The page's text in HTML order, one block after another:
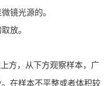
镜光源的。
放。
方，从下方观察样本，广
在样本不平整或者体积较